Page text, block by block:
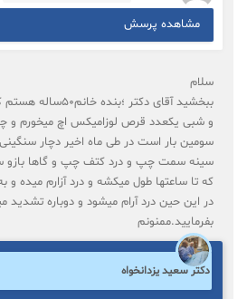
مشاهده پرسش
سلام
ببخشید آقای دکتر
و شبی یکعدد قرص لوزامیکس اچ میخورم و
سومین بار است در طی ماه اخیر دچار
سینه سمت چپ و درد کتف چپ و گاها
که تا ساعتها طول میکشه و درد آزارم میده و
در این حین درد آرام میشود و دوباره تشدید
بفرمایید.ممنونم
دکتر سعید یزدانخواه